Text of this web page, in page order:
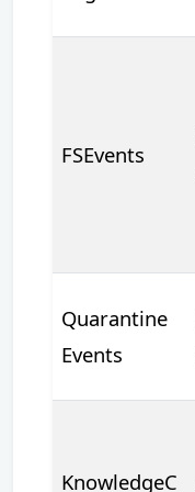
FSEvents
Quarantine
Events
KnowledgeC